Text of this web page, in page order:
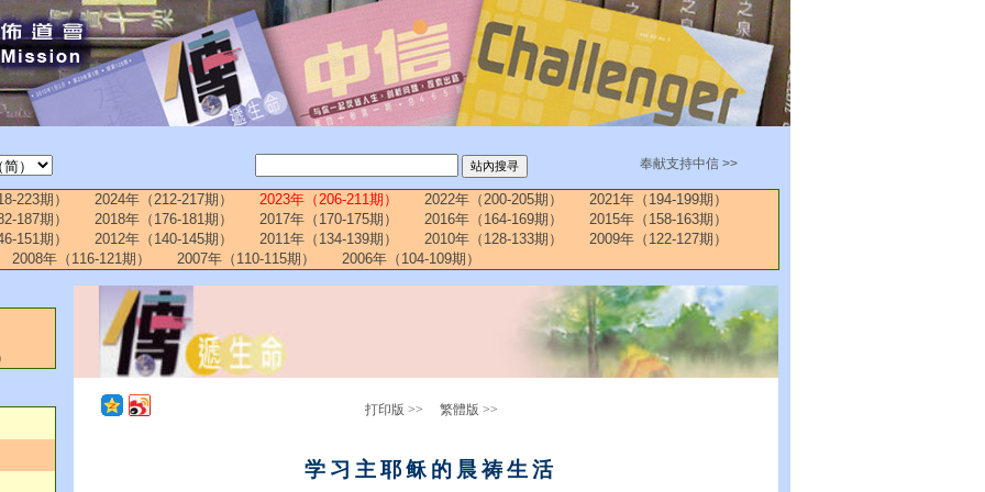
奉献支持中信 >>
223期） 2024年（212-217期） 2023年（206-211期） 2022年（200-205期）
2021年（194-199期）
187期）
2018年（176-181期） 2017年（170-175期） 2016年（164-169期）
2015年（158-163期）
151期）
2012年（140-145期） 2011年（134-139期） 2010年（128-133期）
2009年（122-127期）
2008年（116-121期）
2007年（110-115期） 2006年（104-109期）
打印版 >> 繁體版 >>
学习主耶稣的晨祷生活